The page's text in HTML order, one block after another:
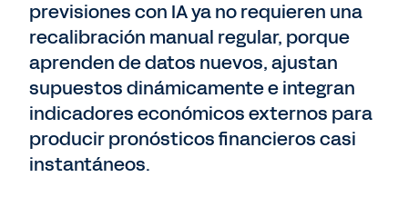
previsiones con IA ya no requieren una
recalibración manual regular, porque
aprenden de datos nuevos, ajustan
supuestos dinámicamente e integran
indicadores económicos externos para
producir pronósticos financieros casi
instantáneos.